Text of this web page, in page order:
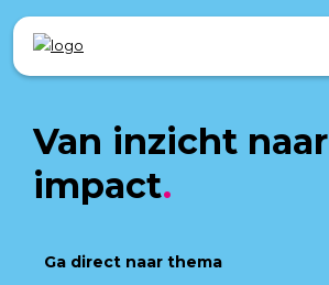
Van inzicht naar
impact
Ga direct naar thema